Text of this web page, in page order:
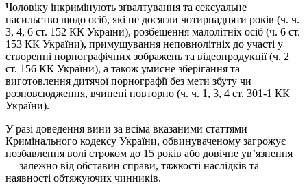
Чоловіку інкримінують зґвалтування та сексуальне
насильство щодо осіб, які не досягли чотирнадцяти років (ч. ч.
3, 4, 6 ст. 152 КК України), розбещення малолітніх осіб (ч. 6 ст.
153 КК України), примушування неповнолітніх до участі у
створенні порнографічних зображень та відеопродукції (ч. 2
ст. 156 КК України), а також умисне зберігання та
виготовлення дитячої порнографії без мети збуту чи
розповсюдження, вчинені повторно (ч. ч. 1, 3, 4 ст. 301-1 КК
України).
У разі доведення вини за всіма вказаними статтями
Кримінального кодексу України, обвинуваченому загрожує
позбавлення волі строком до 15 років або довічне ув’язнення
— залежно від обставин справи, тяжкості наслідків та
наявності обтяжуючих чинників.